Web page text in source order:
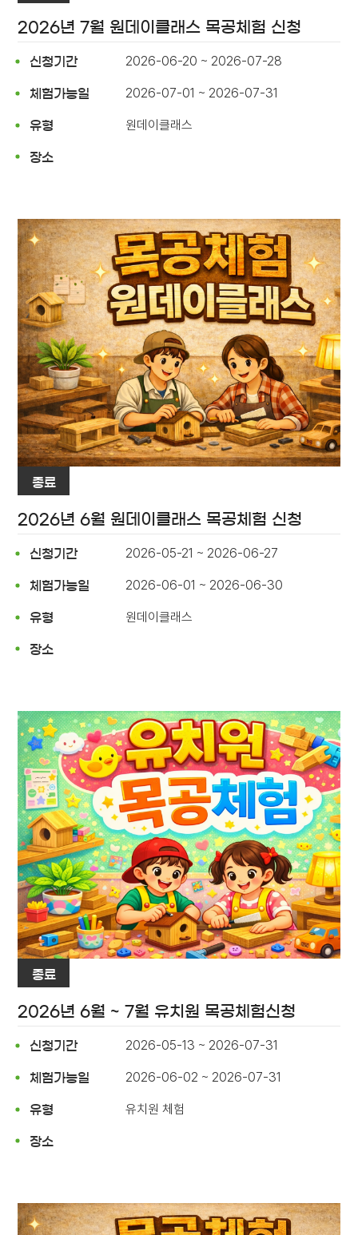
2026년 7월 원데이클래스 목공체험 신청
신청기간 2026-06-20 ~ 2026-07-28
체험가능일 2026-07-01 ~ 2026-07-31
유형 원데이클래스
장소
종료
2026년 6월 원데이클래스 목공체험 신청
신청기간 2026-05-21 ~ 2026-06-27
체험가능일 2026-06-01 ~ 2026-06-30
유형 원데이클래스
장소
종료
2026년 6월 ~ 7월 유치원 목공체험신청
신청기간 2026-05-13 ~ 2026-07-31
체험가능일 2026-06-02 ~ 2026-07-31
유형 유치원 체험
장소